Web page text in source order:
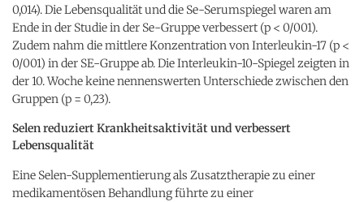
0,014). Die Lebensqualität und die Se-Serumspiegel waren am
Ende in der Studie in der Se-Gruppe verbessert (p < 0/001).
Zudem nahm die mittlere Konzentration von Interleukin-17 (p <
0/001) in der SE-Gruppe ab. Die Interleukin-10-Spiegel zeigten in
der 10. Woche keine nennenswerten Unterschiede zwischen den
Gruppen (p = 0,23).
Selen reduziert Krankheitsaktivität und verbessert
Lebensqualität
Eine Selen-Supplementierung als Zusatztherapie zu einer
medikamentösen Behandlung führte zu einer